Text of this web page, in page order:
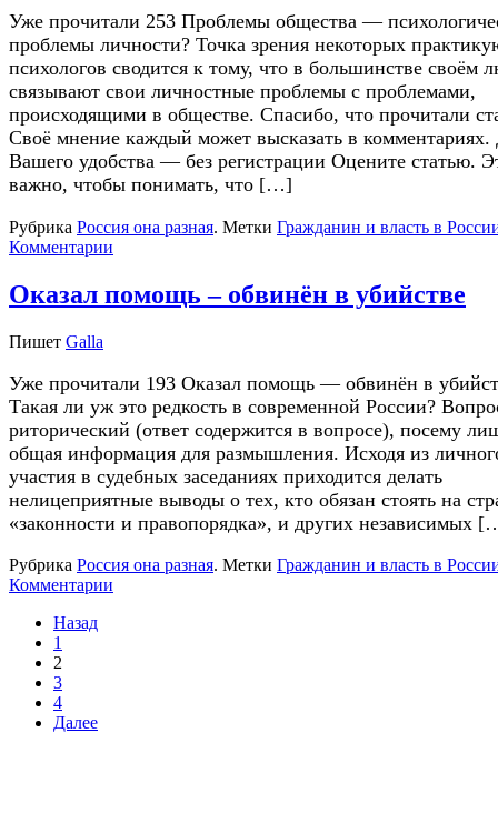
Уже прочитали 253 Проблемы общества —
проблемы личности? Точка зрения некоторых
психологов сводится к тому, что в большинстве своём
связывают свои личностные проблемы с проблемами,
происходящими в обществе. Спасибо, что прочитали
Своё мнение каждый может высказать в комментариях.
Вашего удобства — без регистрации Оцените статью.
важно, чтобы понимать, что […]
Рубрика Россия она разная. Метки Гражданин и власть в
Комментарии
Оказал помощь – обвинён в убийстве
Пишет Galla
Уже прочитали 193 Оказал помощь — обвинён в
Такая ли уж это редкость в современной России?
риторический (ответ содержится в вопросе), посему
общая информация для размышления. Исходя из
участия в судебных заседаниях приходится делать
нелицеприятные выводы о тех, кто обязан стоять на
«законности и правопорядка», и других независимых
Рубрика Россия она разная. Метки Гражданин и власть в
Комментарии
Назад
1
2
3
4
Далее